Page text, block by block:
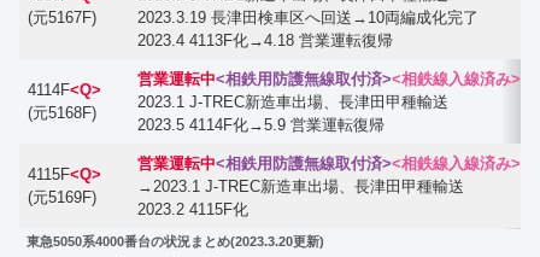
(元5167F)
2023.3.19 長津田検車区へ回送→10両編成化完了
2023.4 4113F化→4.18 営業運転復帰
4114F<Q>
(元5168F)
営業運転中<相鉄用防護無線取付済><相鉄線入線済み>
2023.1 J-TREC新造車出場、長津田甲種輸送
2023.5 4114F化→5.9 営業運転復帰
4115F<Q>
(元5169F)
営業運転中<相鉄用防護無線取付済><相鉄線入線済み>
→2023.1 J-TREC新造車出場、長津田甲種輸送
2023.2 4115F化
東急5050系4000番台の状況まとめ(2023.3.20更新)